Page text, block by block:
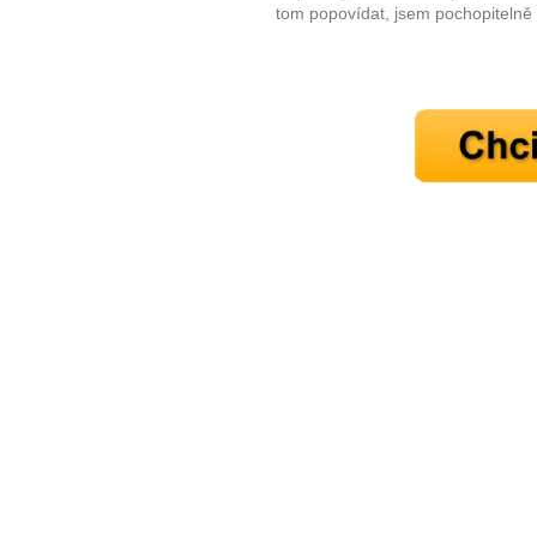
tom popovídat, jsem pochopitelně